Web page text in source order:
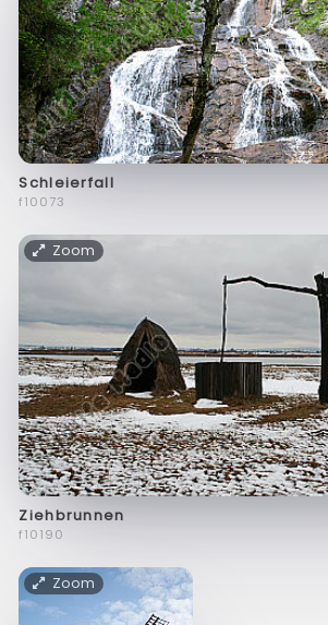
Schleierfall
f10073
Zoom
Ziehbrunnen
f10190
Zoom